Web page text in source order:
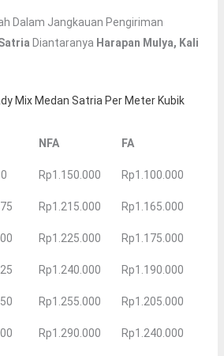
Dalam Jangkauan Pengiriman
Diantaranya Harapan Mulya, Kali
Mix Medan Satria Per Meter Kubik
NFA FA
Rp1.150.000 Rp1.100.000
Rp1.215.000 Rp1.165.000
Rp1.225.000 Rp1.175.000
Rp1.240.000 Rp1.190.000
Rp1.255.000 Rp1.205.000
Rp1.290.000 Rp1.240.000